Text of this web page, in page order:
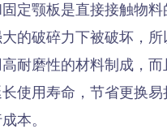
定颚板是直接接触物
的破碎力下被破坏，所
耐磨性的材料制成，
使用寿命，节省更换
本。